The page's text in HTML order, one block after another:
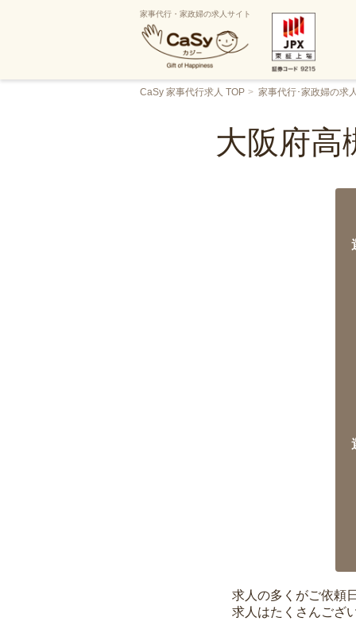
家事代行・家政婦の求人サイト
CaSy 家事代行求人 TOP 家事代行･家政婦の求
大阪府高
求人の多くがご依頼
求人はたくさんござ